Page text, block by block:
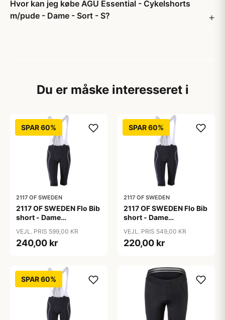
Hvor kan jeg købe AGU Essential - Cykelshorts
m/pude - Dame - Sort - S?
Du er måske interesseret i
SPAR 60%
2117 OF SWEDEN
2117 OF SWEDEN Flo Bib
short - Dame
Sort - Str. 36
VEJL. PRIS 599,00 KR
240,00 kr
SPAR 60%
2117 OF SWEDEN
2117 OF SWEDEN Flo Bib
short - Dame
Sort - Str. 38
VEJL. PRIS 549,00 KR
220,00 kr
SPAR 60%